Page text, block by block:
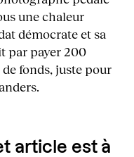
une chaleur
démocrate et sa
par payer 200
fonds, juste pour
article est à